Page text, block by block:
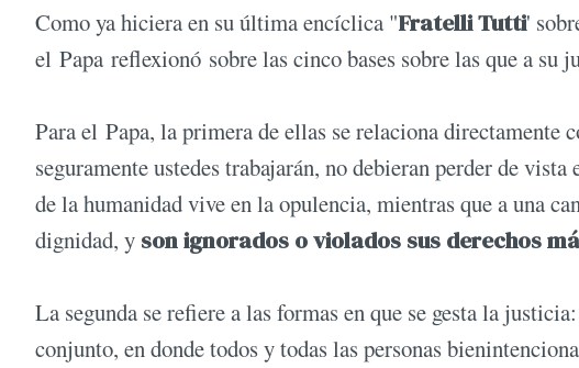
Como ya hiciera en su última encíclica "Fratelli Tutti'
el Papa reflexionó sobre las cinco bases sobre las que a
Para el Papa, la primera de ellas se relaciona directamente
seguramente ustedes trabajarán, no debieran perder de
de la humanidad vive en la opulencia, mientras que a una
dignidad, y son ignorados o violados sus derechos
La segunda se refiere a las formas en que se gesta la
conjunto, en donde todos y todas las personas